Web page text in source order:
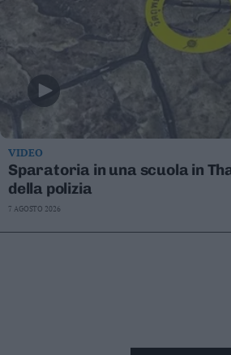
VIDEO
Sparatoria in una scuola in
della polizia
7 AGOSTO 2026